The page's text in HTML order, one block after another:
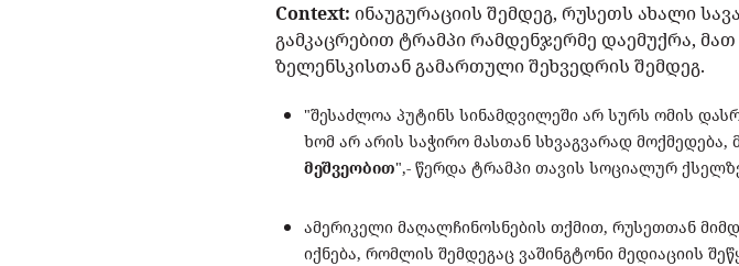
Context: ინაუგურაციის შემდეგ, რუსეთს ახალი
გამკაცრებით ტრამპი რამდენჯერმე დაემუქრა,
ზელენსკისთან გამართული შეხვედრის შემდეგ.
"შესაძლოა პუტინს სინამდვილეში არ სურს ომის
ხომ არ არის საჭირო მასთან სხვაგვარად
მეშვეობით",- წერდა ტრამპი თავის სოციალურ
ამერიკელი მაღალჩინოსნების თქმით, რუსეთთან
იქნება, რომლის შემდეგაც ვაშინგტონი მედიაციის